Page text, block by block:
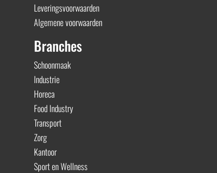
Leveringsvoorwaarden
Algemene voorwaarden
Branches
Schoonmaak
Industrie
Horeca
Food Industry
Transport
Zorg
Kantoor
Sport en Wellness